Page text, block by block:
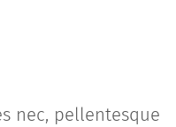
nec, pellentesque